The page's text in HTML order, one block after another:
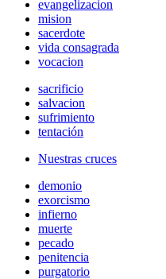
evangelizacion
mision
sacerdote
vida consagrada
vocacion
sacrificio
salvacion
sufrimiento
tentación
Nuestras cruces
demonio
exorcismo
infierno
muerte
pecado
penitencia
purgatorio